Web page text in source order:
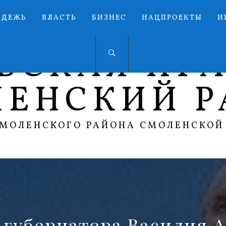
ВЛАСТЬ БИЗНЕС НАЦПРОЕКТЫ
РАЙОНА